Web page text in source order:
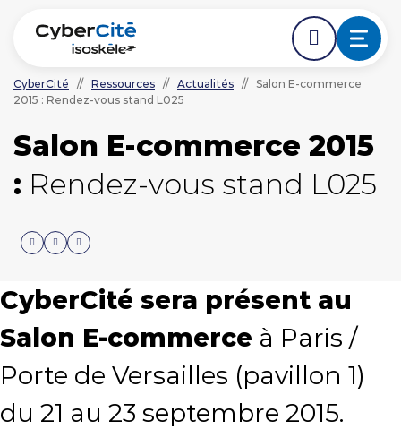
Nos expertises
L'agence
Ressources
CyberCité // Ressources // Actualités // Salon E-commerce
2015 : Rendez-vous stand L025
Salon E-commerce 2015
: Rendez-vous stand L025
CyberCité sera présent au
Salon E-commerce à Paris /
Porte de Versailles (pavillon 1)
du 21 au 23 septembre 2015.